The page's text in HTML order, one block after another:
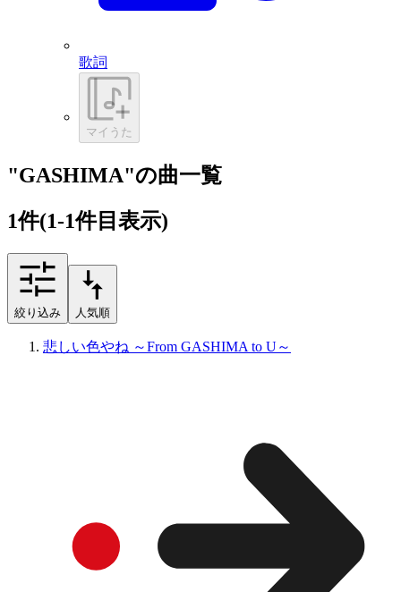
歌詞
マイうた
"GASHIMA"の曲一覧
1件(1-1件目表示)
絞り込み 人気順
悲しい色やね ～From GASHIMA to U～